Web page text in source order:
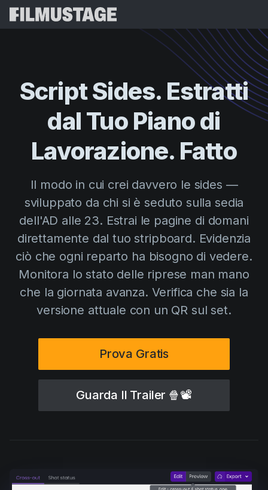
Storyboards & Shot Lists
Shooting Schedules
VFX Breakdown
Script Analysis
Script Synopsis
Script Sides
Ordini del Giorno
AI Agent
Prezzi
All
Cinemagic
Customer Stories
Directing
Distribution
Education
Events
IP Development
Post-production
Risorse
Programma di Referral
Modelli
Guide
Video
Casi d'Uso
Prova
Script Sides. Estratti
dal Tuo Piano di
Lavorazione. Fatto
Il modo in cui crei davvero le sides —
sviluppato da chi si è seduto sulla sedia
dell'AD alle 23. Estrai le pagine di domani
direttamente dal tuo stripboard. Evidenzia
ciò che ogni reparto ha bisogno di vedere.
Monitora lo stato delle riprese man mano
che la giornata avanza. Verifica che sia la
versione attuale con un QR sul set.
Prova Gratis
Guarda Il Trailer 🍿📽